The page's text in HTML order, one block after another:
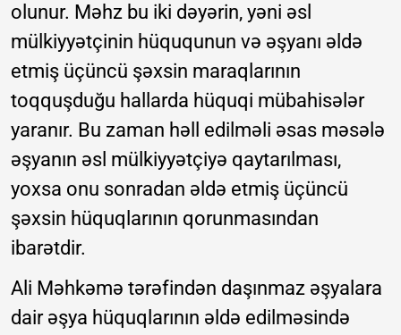
olunur. Məhz bu iki dəyərin, yəni əsl
mülkiyyətçinin hüququnun və əşyanı əldə
etmiş üçüncü şəxsin maraqlarının
toqquşduğu hallarda hüquqi mübahisələr
yaranır. Bu zaman həll edilməli əsas məsələ
əşyanın əsl mülkiyyətçiyə qaytarılması,
yoxsa onu sonradan əldə etmiş üçüncü
şəxsin hüquqlarının qorunmasından
ibarətdir.
Ali Məhkəmə tərəfindən daşınmaz əşyalara
dair əşya hüquqlarının əldə edilməsində